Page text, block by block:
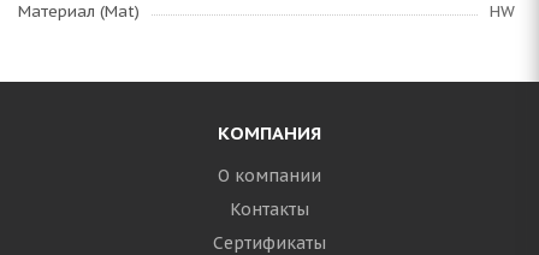
Материал (Mat)
HW
КОМПАНИЯ
О компании
Контакты
Сертификаты